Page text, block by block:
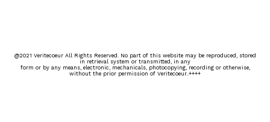
@2021 Veritecoeur All Rights Reserved. No part of this website may be reproduced, stored
in retrieval system or transmitted, in any
form or by any means, electronic, mechanicals, photocopying, recording or otherwise,
without the prior permission of Veritecoeur..++++